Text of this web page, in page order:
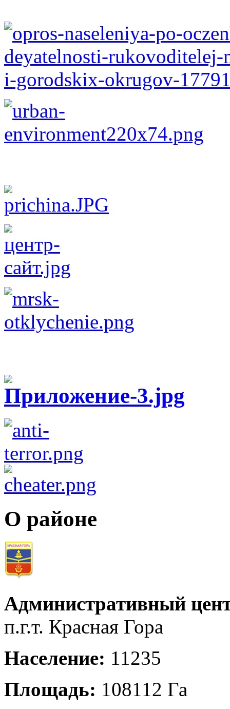
О районе
Административный
п.г.т. Красная Гора
Население: 11235
Площадь: 108112 Га